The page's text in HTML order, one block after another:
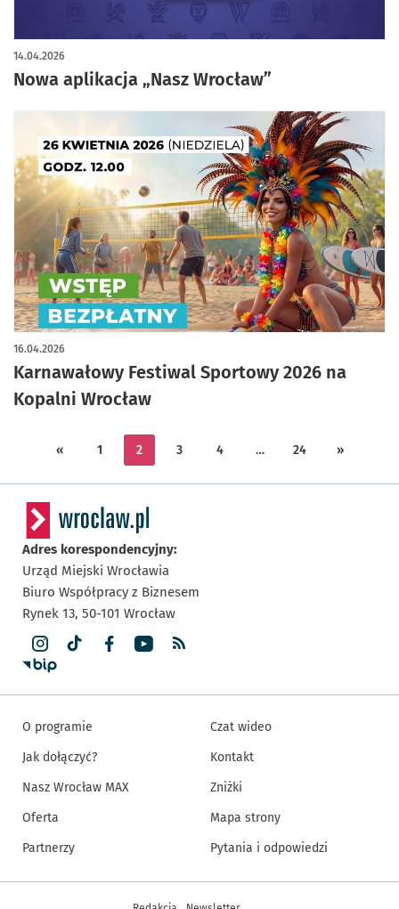
Nowa aplikacja „Nasz Wrocław”
14.04.2026
Karnawałowy Festiwal Sportowy 2026 na
Kopalni Wrocław
16.04.2026
« 1 2 3 4 … 24 »
Adres korespondencyjny:
Urząd Miejski Wrocławia
Biuro Współpracy z Biznesem
Rynek 13, 50-101 Wrocław
O programie
Jak dołączyć?
Nasz Wrocław MAX
Oferta
Partnerzy
Czat wideo
Kontakt
Zniżki
Mapa strony
Pytania i odpowiedzi
Inne informacje